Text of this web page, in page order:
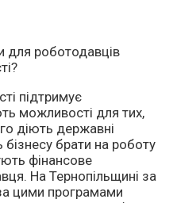
для роботодавців
підтримує
можливості для тих,
діють державні
брати на роботу
фінансове
На Тернопільщині за
цими програмами